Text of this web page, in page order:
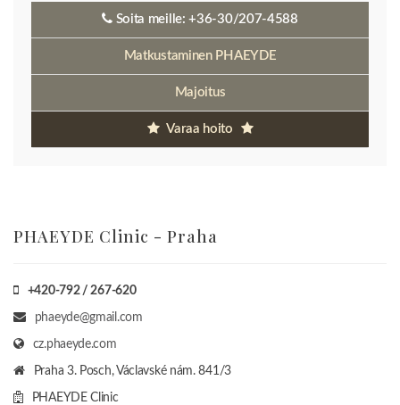
Soita meille:+36-30/207-4588
Matkustaminen PHAEYDE
Majoitus
Varaa hoito
PHAEYDE Clinic - Praha
+420-792 / 267-620
phaeyde@gmail.com
cz.phaeyde.com
Praha 3. Posch, Václavské nám. 841/3
PHAEYDE Clinic